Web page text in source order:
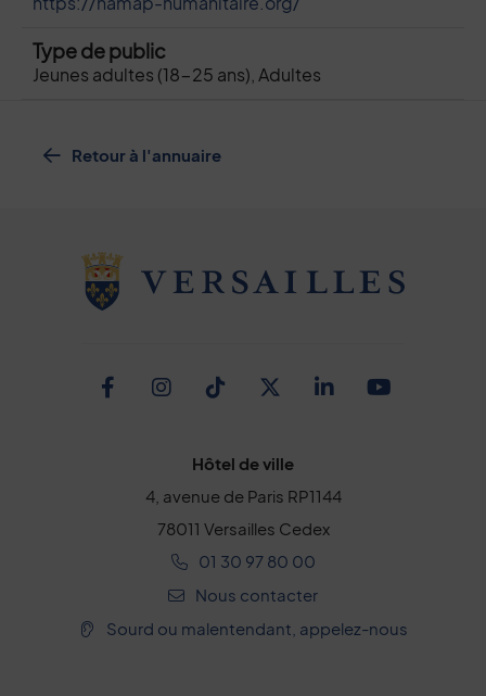
Type de public
Jeunes adultes (18-25 ans), Adultes
Retour à l'annuaire
Facebook
Instagram
TikTokTwitter
Linkedin
Hôtel de ville
4, avenue de Paris RP1144
78011 Versailles Cedex
01 30 97 80 00
Nous contacter
Sourd ou malentendant, appelez-nous